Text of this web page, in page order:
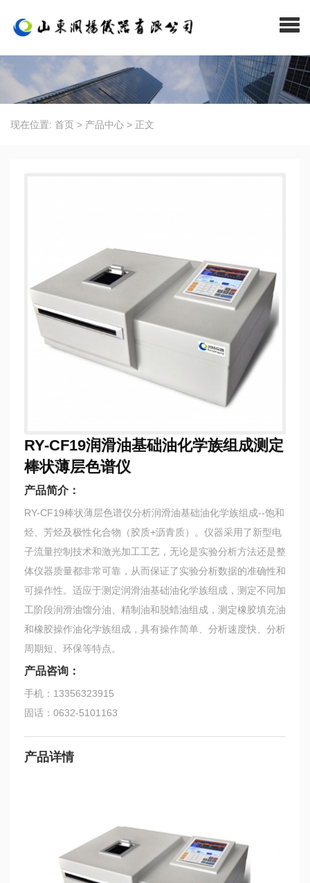
现在位置: 首页 > 产品中心 > 正文
RY-CF19润滑油基础油化学族组成测定
棒状薄层色谱仪
产品简介：
RY-CF19棒状薄层色谱仪分析润滑油基础油化学族组成--饱和
烃、芳烃及极性化合物（胶质+沥青质）。仪器采用了新型电
子流量控制技术和激光加工工艺，无论是实验分析方法还是整
体仪器质量都非常可靠，从而保证了实验分析数据的准确性和
可操作性。适应于测定润滑油基础油化学族组成，测定不同加
工阶段润滑油馏分油、精制油和脱蜡油组成，测定橡胶填充油
和橡胶操作油化学族组成，具有操作简单、分析速度快、分析
周期短、环保等特点。
产品咨询：
手机：13356323915
固话：0632-5101163
产品详情